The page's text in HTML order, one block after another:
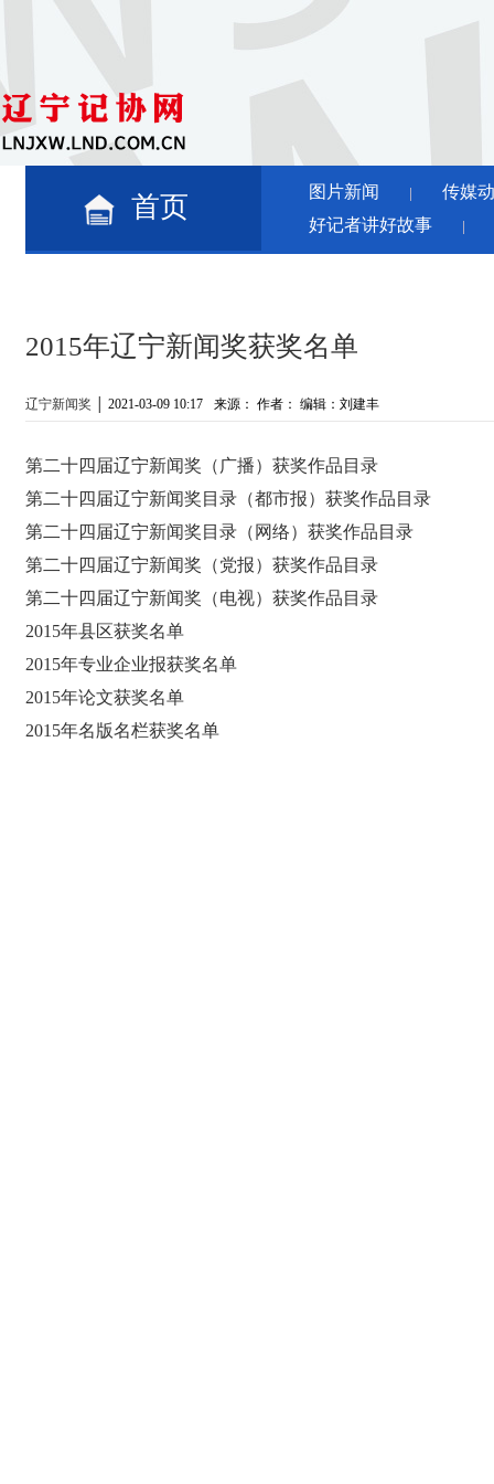
首页 图片新闻
传媒
好记者讲好故事
2015年辽宁新闻奖获奖名单
辽宁新闻奖 2021-03-09 10:17 来源： 作者： 编辑： 刘建丰
第二十四届辽宁新闻奖（广播）获奖作品目录
第二十四届辽宁新闻奖目录（都市报）获奖作品目录
第二十四届辽宁新闻奖目录（网络）获奖作品目录
第二十四届辽宁新闻奖（党报）获奖作品目录
第二十四届辽宁新闻奖（电视）获奖作品目录
2015年县区获奖名单
2015年专业企业报获奖名单
2015年论文获奖名单
2015年名版名栏获奖名单